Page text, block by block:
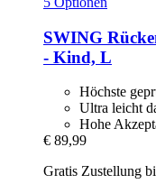
SWING
-​ Kind, L
Höchste
Ultra leicht
Hohe
€ 89,99
Gratis Zustellung